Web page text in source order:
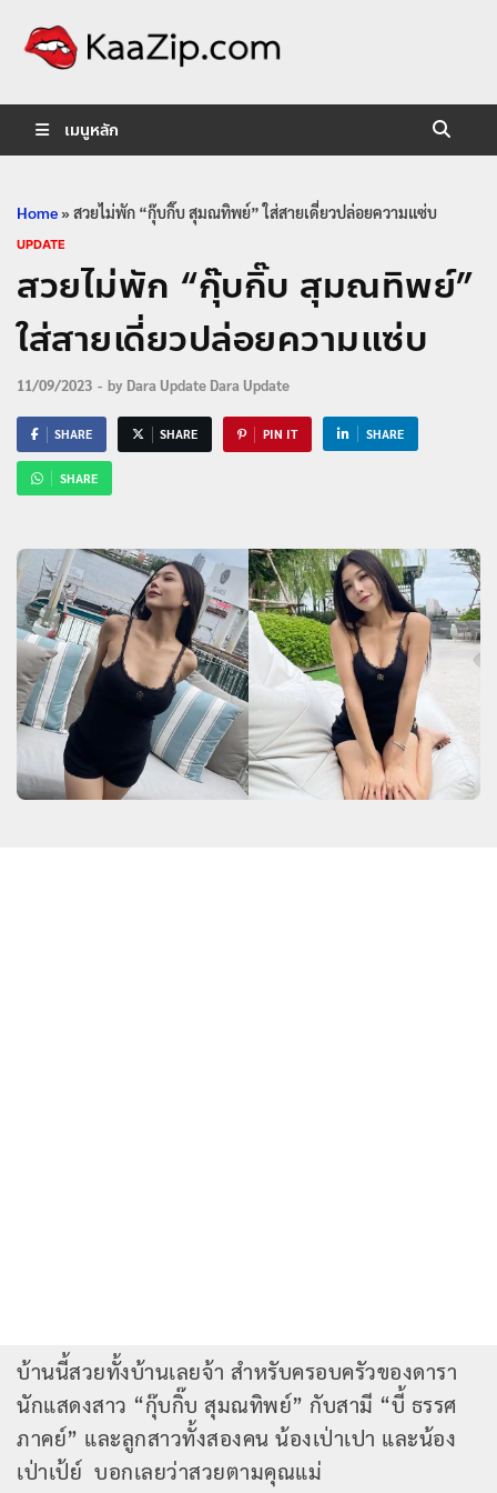
เมนูหลัก
Home»สวยไม่พัก “กุ๊บกิ๊บ สุมณทิพย์” ใส่สายเดี่ยวปล่อยความแซ่บ
UPDATE
สวยไม่พัก “กุ๊บกิ๊บ สุมณทิพย์”
ใส่สายเดี่ยวปล่อยความแซ่บ
11/09/2023 - by Dara Update Dara Update
SHARE SHARE PIN IT SHARE
SHARE
บ้านนี้สวยทั้งบ้านเลยจ้า สำหรับครอบครัวของดารา
นักแสดงสาว “กุ๊บกิ๊บ สุมณทิพย์” กับสามี “บี้ ธรรศ
ภาคย์” และลูกสาวทั้งสองคน น้องเป่าเปา และน้อง
เป่าเป้ย์ บอกเลยว่าสวยตามคุณแม่